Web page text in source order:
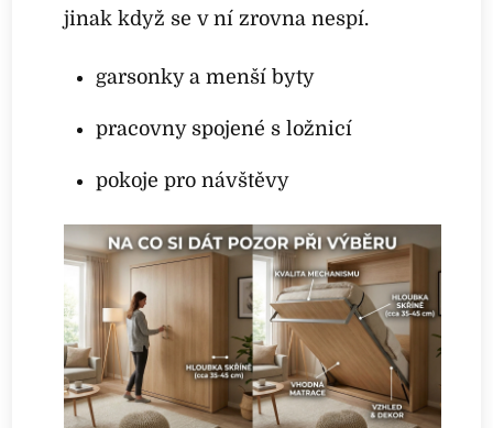
jinak když se v ní zrovna nespí.
garsonky a menší byty
pracovny spojené s ložnicí
pokoje pro návštěvy